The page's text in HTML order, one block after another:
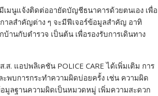
มนูแจ้งติดต่ออายัดบัญชีธนาคารด้วยตนเอง เพื่อ
าลสำคัญต่าง ๆ จะมีฟีเจอร์ข้อมูลสำคัญ อาทิ
านกับตำรวจ เป็นต้น เพื่อรองรับการเดินทาง
. แอปพลิเคชัน POLICE CARE ได้เพิ่มเติม การ
พบการกระทำความผิดบ่อยครั้ง เช่น ความผิด
มูลฐานความผิดเป็นหมวดหมู่ เพิ่มความสะดวก